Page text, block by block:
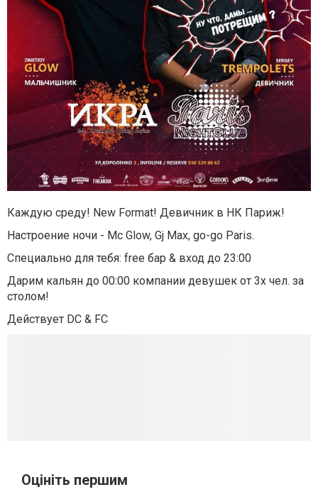
Каждую среду! New Format! Девичник в НК Париж!
Настроение ночи - Mc Glow, Gj Max, go-go Paris.
Специально для тебя: free бар & вход до 23:00
Дарим кальян до 00:00 компании девушек от 3х чел. за
столом!
Действует DC & FC
Оцініть першим